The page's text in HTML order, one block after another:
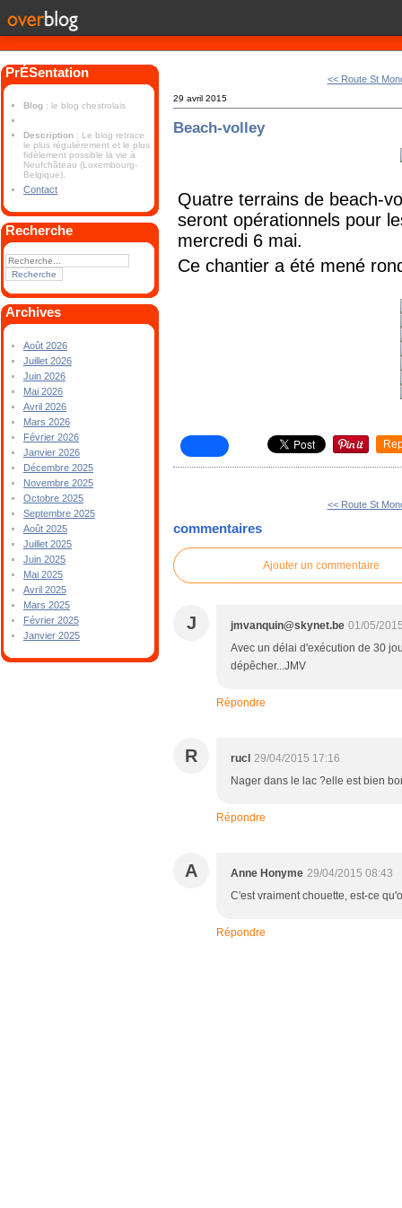
PrÉSentation
Blog : le blog chestrolais
Description : Le blog retrace
le plus régulièrement et le plus
fidèlement possible la vie à
Neufchâteau (Luxembourg-
Belgique).
Contact
Recherche
Archives
Août 2026
Juillet 2026
Juin 2026
Mai 2026
Avril 2026
Mars 2026
Février 2026
Janvier 2026
Décembre 2025
Novembre 2025
Octobre 2025
Septembre 2025
Août 2025
Juillet 2025
Juin 2025
Mai 2025
Avril 2025
Mars 2025
Février 2025
Janvier 2025
<< Route St
29 avril 2015
Beach-volley
Quatre terrains de beach-
seront opérationnels pour
mercredi 6 mai.
Ce chantier a été mené
<< Route St
commentaires
Ajouter un commentaire
J jmvanquin@skynet.be 01/05/
Avec un délai d'exécution de 30
dépêcher...JMV
Répondre
R rucl 29/04/2015 17:16
Nager dans le lac ?elle est bien
Répondre
A Anne Honyme 29/04/2015 08:43
C'est vraiment chouette, est-ce
Répondre